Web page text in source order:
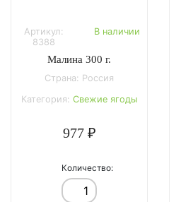
Артикул:
8388
В наличии
Малина 300 г.
Страна: Россия
Категория: Свежие ягоды
977 ₽
Количество: